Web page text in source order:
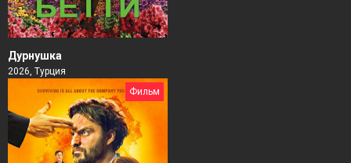
Дурнушка
2026, Турция
Фильм